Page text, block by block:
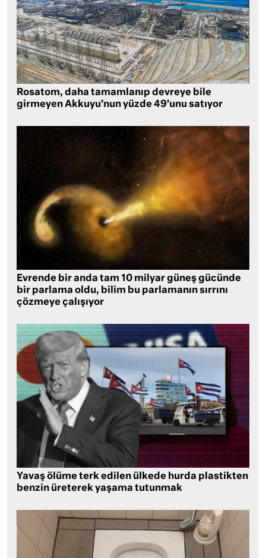
Rosatom, daha tamamlanıp devreye bile
girmeyen Akkuyu’nun yüzde 49’unu satıyor
Evrende bir anda tam 10 milyar güneş gücünde
bir parlama oldu, bilim bu parlamanın sırrını
çözmeye çalışıyor
Yavaş ölüme terk edilen ülkede hurda plastikten
benzin üreterek yaşama tutunmak